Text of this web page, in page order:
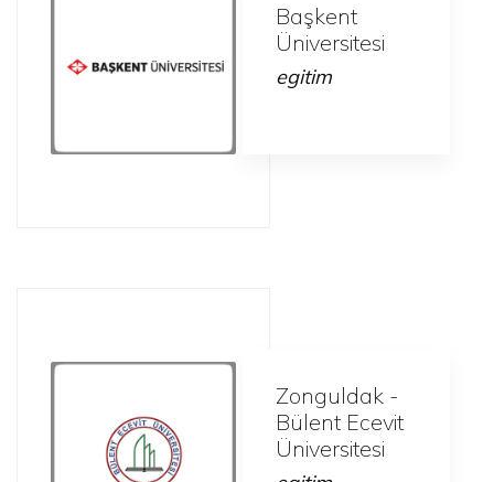
Başkent
Üniversitesi
egitim
Zonguldak -
Bülent Ecevit
Üniversitesi